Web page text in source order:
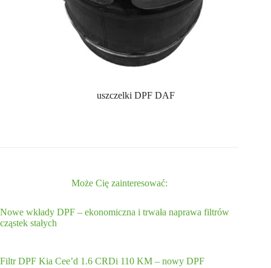
uszczelki DPF DAF
Może Cię zainteresować:
Nowe wkłady DPF – ekonomiczna i trwała naprawa filtrów
cząstek stałych
Filtr DPF Kia Cee’d 1.6 CRDi 110 KM – nowy DPF